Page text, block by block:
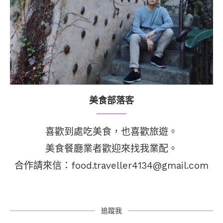
美食部落客
喜歡到處吃美食，也喜歡旅遊。
美食餐廳業者歡迎來找我業配。
合作請來信：food.traveller4134@gmail.com
追蹤我